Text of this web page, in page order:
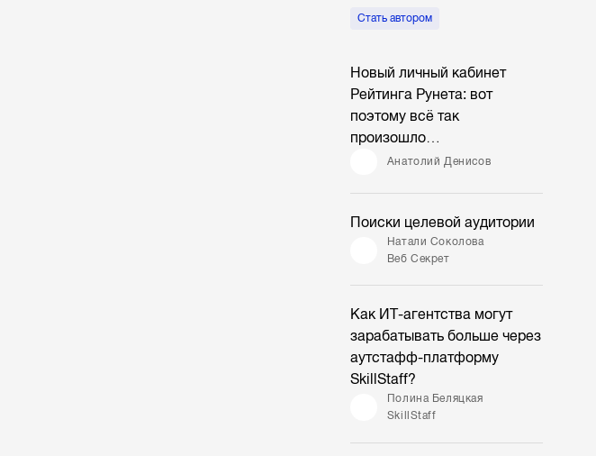
Стать автором
Новый личный кабинет
Рейтинга Рунета: вот
поэтому всё так
произошло…
Анатолий Денисов
Поиски целевой аудитории
Натали Соколова
Веб Секрет
Как ИТ-агентства могут
зарабатывать больше через
аутстафф-платформу
SkillStaff?
Полина Беляцкая
SkillStaff